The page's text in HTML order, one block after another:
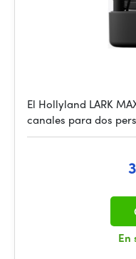
El Hollyland LARK
canales para dos
En